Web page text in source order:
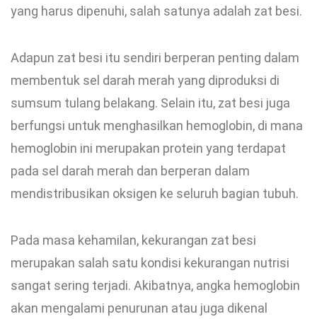
yang harus dipenuhi, salah satunya adalah zat besi.
Adapun zat besi itu sendiri berperan penting dalam
membentuk sel darah merah yang diproduksi di
sumsum tulang belakang. Selain itu, zat besi juga
berfungsi untuk menghasilkan hemoglobin, di mana
hemoglobin ini merupakan protein yang terdapat
pada sel darah merah dan berperan dalam
mendistribusikan oksigen ke seluruh bagian tubuh.
Pada masa kehamilan, kekurangan zat besi
merupakan salah satu kondisi kekurangan nutrisi
sangat sering terjadi. Akibatnya, angka hemoglobin
akan mengalami penurunan atau juga dikenal